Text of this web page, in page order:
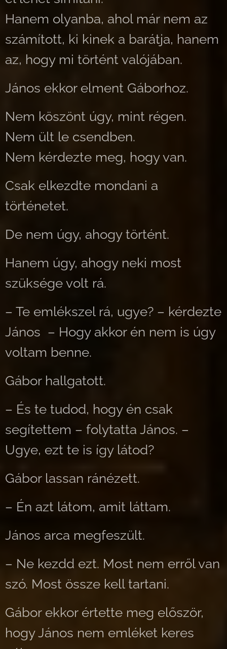
Hanem olyanba, ahol már nem az
számított, ki kinek a barátja, hanem
az, hogy mi történt valójában.
János ekkor elment Gáborhoz.
Nem köszönt úgy, mint régen.
Nem ült le csendben.
Nem kérdezte meg, hogy van.
Csak elkezdte mondani a
történetet.
De nem úgy, ahogy történt.
Hanem úgy, ahogy neki most
szüksége volt rá.
– Te emlékszel rá, ugye? – kérdezte
János – Hogy akkor én nem is úgy
voltam benne.
Gábor hallgatott.
– És te tudod, hogy én csak
segítettem – folytatta János. –
Ugye, ezt te is így látod?
Gábor lassan ránézett.
– Én azt látom, amit láttam.
János arca megfeszült.
– Ne kezdd ezt. Most nem erről van
szó. Most össze kell tartani.
Gábor ekkor értette meg először,
hogy János nem emléket keres